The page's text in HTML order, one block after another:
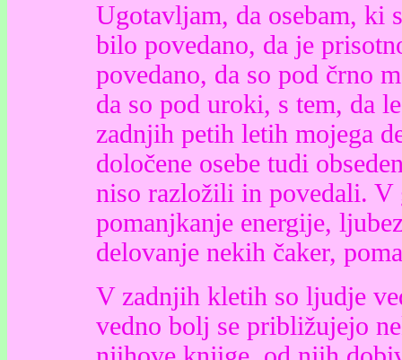
Ugotavljam, da osebam, ki
bilo povedano, da je
povedano, da so pod črno
da so pod uroki, s tem, da
zadnjih petih letih mojega
določene osebe tudi
niso razložili in povedali.
pomanjkanje energije,
delovanje nekih čaker,
V zadnjih kletih so ljudje
vedno bolj se približujejo